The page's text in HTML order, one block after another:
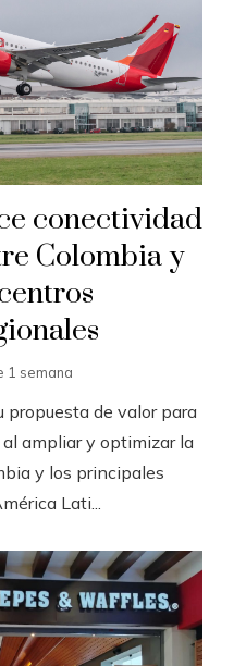
conectividad
Colombia y
1 semana
de valor para
ampliar y optimizar la
y los principales
Lati...